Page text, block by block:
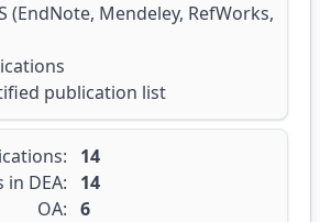
(EndNote, Mendeley, RefWorks,
publication list
14
DEA:
14
OA: 6